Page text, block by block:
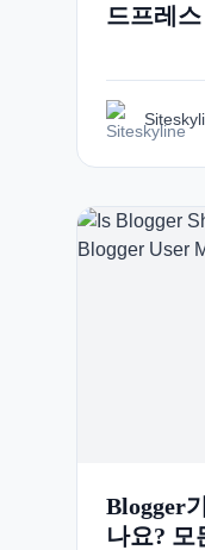
드프레
Blogger
나요? 모